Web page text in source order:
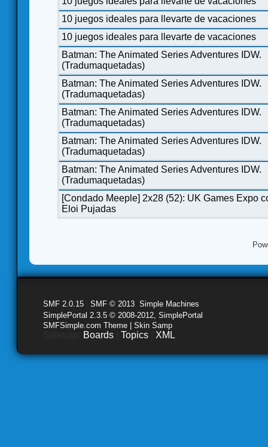
10 juegos ideales para llevarte de vacaciones
10 juegos ideales para llevarte de vacaciones
Batman: The Animated Series Adventures IDW.
(Tradumaquetadas)
Batman: The Animated Series Adventures IDW.
(Tradumaquetadas)
Batman: The Animated Series Adventures IDW.
(Tradumaquetadas)
Batman: The Animated Series Adventures IDW.
(Tradumaquetadas)
Batman: The Animated Series Adventures IDW.
(Tradumaquetadas)
[Condado Meeple] 2x28 (52): UK Games Expo
Eloi Pujadas
SMF 2.0.15 SMF © 2013 Simple Machines
SimplePortal 2.3.5 © 2008-2012, SimplePortal
SMFSimple.com Theme | Skin Samp
Boards Topics XML